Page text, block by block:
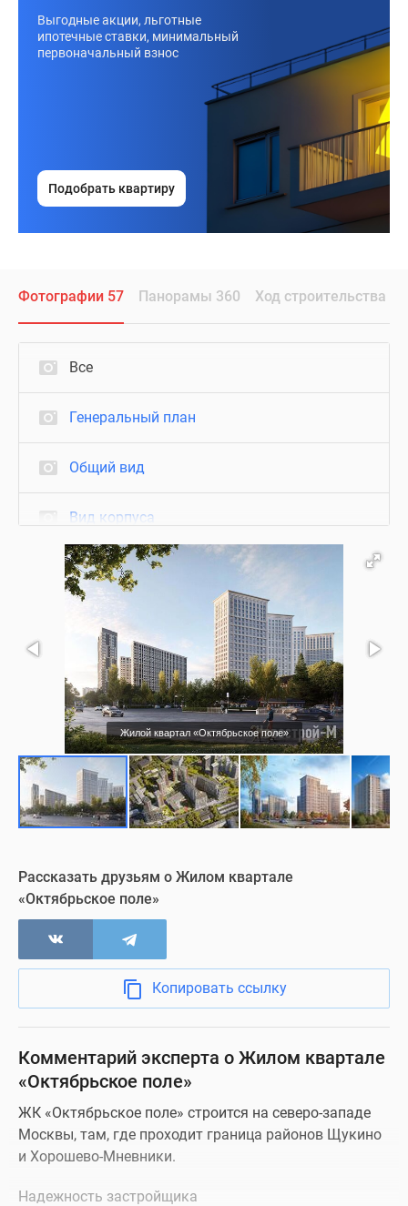
Выгодные акции, льготные
ипотечные ставки, минимальный
первоначальный взнос
Подобрать квартиру
Фотографии 57 Панорамы 360 Ход строительства
Жилой квартал «Октябрьское поле»
Все
Генеральный план
Общий вид
Вид корпуса
Фасад
Благоустройство
Подъезд
Съемки с воздуха
Визуализация
Рассказать друзьям о Жилом квартале
«Октябрьское поле»
Копировать ссылку
Комментарий эксперта о Жилом квартале
«Октябрьское поле»
ЖК «Октябрьское поле» строится на северо-западе
Москвы, там, где проходит граница районов Щукино
и Хорошево-Мневники.
Надежность застройщика